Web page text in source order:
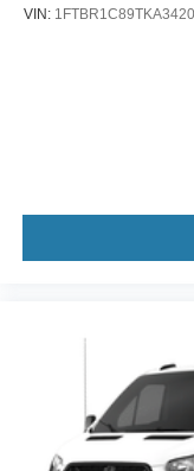
VIN: